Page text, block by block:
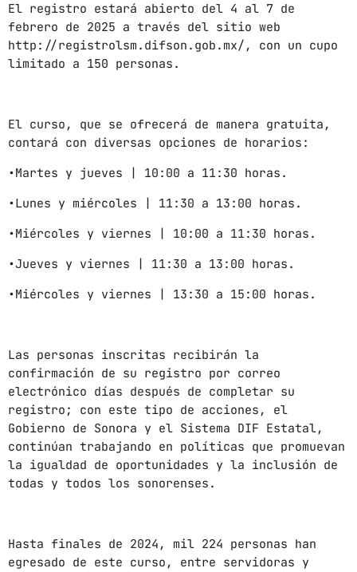
UPCOMING SHOWS
CON TODA LA ACTITUD
CON ANGEL RAMIREZ
10:00 AM - 12:00 PM
12:00 PM - 2:00 PM
1 SUNSHINE
TOMMY BLUES
2 SUPER NATURAL
JAMIE TOCK
3 INTO THE SKY
MIKE LOST add_shopping_cart
El registro estará abierto del 4 al 7 de
febrero de 2025 a través del sitio web
http://registrolsm.difson.gob.mx/, con un cupo
limitado a 150 personas.
El curso, que se ofrecerá de manera gratuita,
contará con diversas opciones de horarios:
•Martes y jueves | 10:00 a 11:30 horas.
•Lunes y miércoles | 11:30 a 13:00 horas.
•Miércoles y viernes | 10:00 a 11:30 horas.
•Jueves y viernes | 11:30 a 13:00 horas.
•Miércoles y viernes | 13:30 a 15:00 horas.
Las personas inscritas recibirán la
confirmación de su registro por correo
electrónico días después de completar su
registro; con este tipo de acciones, el
Gobierno de Sonora y el Sistema DIF Estatal,
continúan trabajando en políticas que promuevan
la igualdad de oportunidades y la inclusión de
todas y todos los sonorenses.
Hasta finales de 2024, mil 224 personas han
egresado de este curso, entre servidoras y